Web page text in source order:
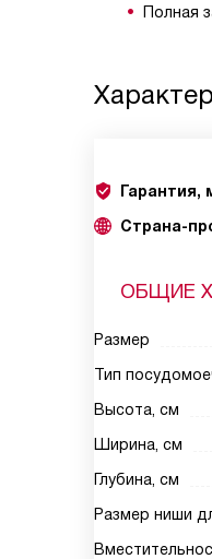
Полная
Гарантия,
Страна-
ОБЩИЕ
Размер
Тип
Высота, см
Ширина, см
Глубина, см
Размер ниши